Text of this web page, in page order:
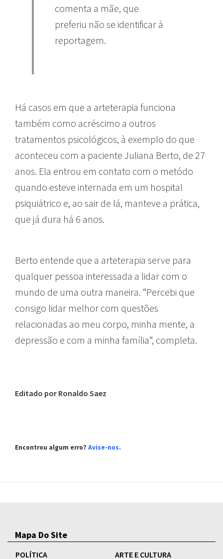
comenta a mãe, que
preferiu não se identificar à
reportagem.
Há casos em que a arteterapia funciona
também como acréscimo a outros
tratamentos psicológicos, à exemplo do que
aconteceu com a paciente Juliana Berto, de 27
anos. Ela entrou em contato com o metódo
quando esteve internada em um hospital
psiquiátrico e, ao sair de lá, manteve a prática,
que já dura há 6 anos.
Berto entende que a arteterapia serve para
qualquer pessoa interessada a lidar com o
mundo de uma outra maneira. “Percebi que
consigo lidar melhor com questões
relacionadas ao meu corpo, minha mente, a
depressão e com a minha família”, completa.
Editado por Ronaldo Saez
Encontrou algum erro? Avise-nos.
Mapa Do Site
POLÍTICA ARTE E CULTURA